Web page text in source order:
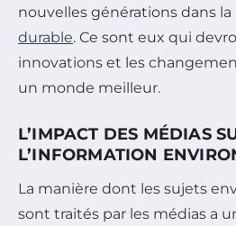
nouvelles générations dans
durable. Ce sont eux qui
innovations et les
un monde meilleur.
L’IMPACT DES MÉDIAS
L’INFORMATION
La manière dont les sujets
sont traités par les médias a